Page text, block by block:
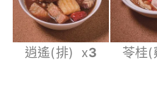
逍遙(排) x3 苓桂